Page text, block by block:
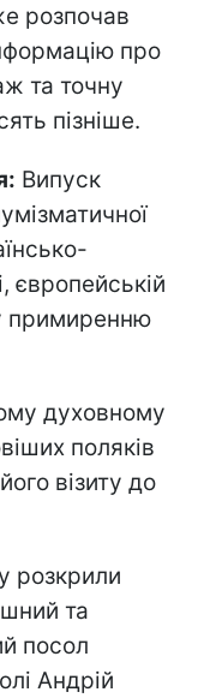
розпочав
про
та точну
пізніше.
Випуск
європейській
примиренню
духовному
поляків
візиту до
розкрили
та
посол
Андрій